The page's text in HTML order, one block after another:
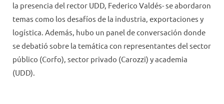
la presencia del rector UDD, Federico Valdés- se abordaron
temas como los desafíos de la industria, exportaciones y
logística. Además, hubo un panel de conversación donde
se debatió sobre la temática con representantes del sector
público (Corfo), sector privado (Carozzi) y academia
(UDD).